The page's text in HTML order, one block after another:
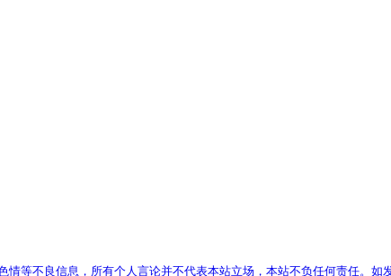
等不良信息，所有个人言论并不代表本站立场，本站不负任何责任。